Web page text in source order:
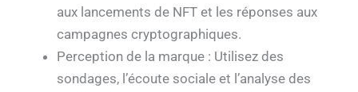
aux lancements de NFT et les réponses aux
campagnes cryptographiques.
Perception de la marque : Utilisez des
sondages, l’écoute sociale et l’analyse des